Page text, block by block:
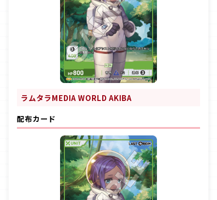
ラムタラMEDIA WORLD AKIBA
配布カード